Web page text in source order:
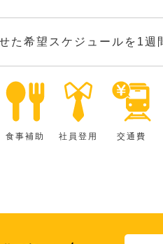
た希望スケジュールを1週
食事補助 社員登用 交通費